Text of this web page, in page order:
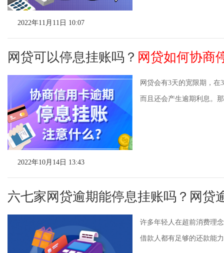
2022年11月11日 10:07
网贷可以停息挂账吗？ 网贷如何协商
网贷会有3天的宽限期，
而且还会产生逾期利息。
2022年10月14日 13:43
六七家网贷逾期能停息挂账吗？网贷
许多年轻人在超前消费理
借款人都有足够的还款能